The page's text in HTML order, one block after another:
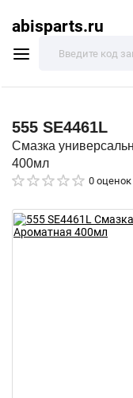
abisparts.ru
555 SE4461L
Смазка
400мл
0 оценок